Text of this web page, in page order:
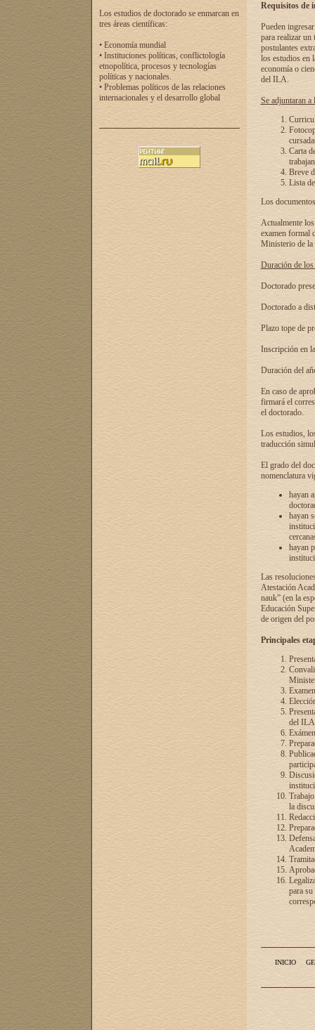
Los estudios de doctorado se enmarcan en
tres áreas científicas:
• Economía mundial
• Instituciones políticas, conflictología
etnopolítica, procesos y tecnologías
políticas y nacionales.
• Problemas políticos de las relaciones
internacionales y el desarrollo global
Requisitos de
Pueden
para realizar un
postulantes
los estudios en
economía o
del ILA.
Se adjuntaran a
Carta
Breve
Lista
Los
Actualmente
examen formal
Ministerio de la
Duración de
Doctorado
Doctorado a
Plazo tope de
Inscripción en
Duración del
En caso de
firmará el
el doctorado.
Los estudios,
traducción
El grado del
nomenclatura
hayan
hayan
hayan
Las
Atestación
nauk” (en la
Educación
de origen del
Principales
del
la
para
INICIO